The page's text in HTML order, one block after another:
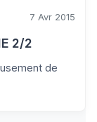
7 Avr 2015
2/2
de